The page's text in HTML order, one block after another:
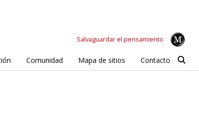
Salvaguardar el pensamiento
Comunidad Mapa de sitios Contacto